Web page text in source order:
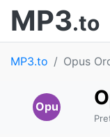
MP3.to
MP3.to Opus
Opu